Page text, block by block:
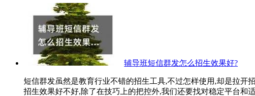
辅导班短信群发怎么招生效果好?
短信群发虽然是教育行业不错的招生工具,不过怎样使用,却是拉开
招生效果好不好,除了在技巧上的把控外,我们还要找对稳定平台和